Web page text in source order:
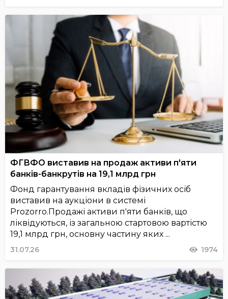
ФГВФО виставив на продаж активи п'яти
банків-банкрутів на 19,1 млрд грн
Фонд гарантування вкладів фізичних осіб
виставив на аукціони в системі
Prozorro.Продажі активи п'яти банків, що
ліквідуються, із загальною стартовою вартістю
19,1 млрд грн, основну частину яких ...
31.07.26 1974